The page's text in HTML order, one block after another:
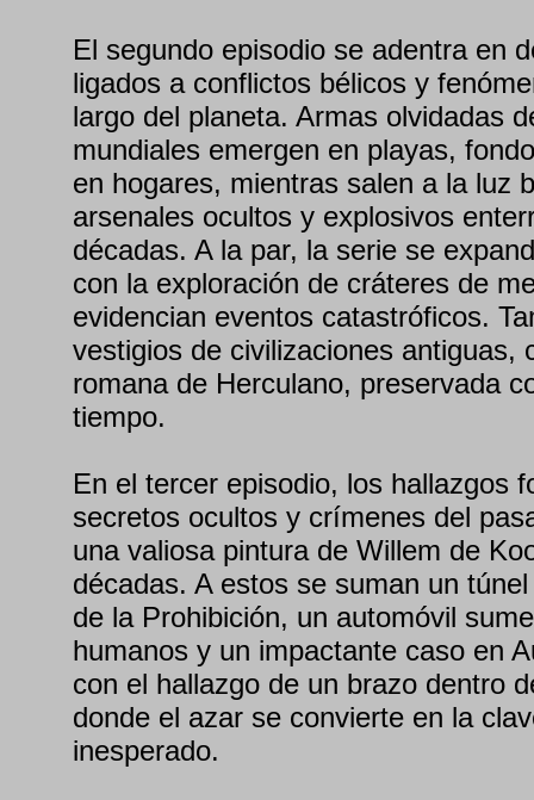
El segundo episodio se adentra en
ligados a conflictos bélicos y
largo del planeta. Armas olvidadas
mundiales emergen en playas,
en hogares, mientras salen a la luz
arsenales ocultos y explosivos
décadas. A la par, la serie se
con la exploración de cráteres de
evidencian eventos catastróficos.
vestigios de civilizaciones antiguas,
romana de Herculano, preservada
tiempo.
En el tercer episodio, los hallazgos
secretos ocultos y crímenes del
una valiosa pintura de Willem de
décadas. A estos se suman un
de la Prohibición, un automóvil
humanos y un impactante caso en
con el hallazgo de un brazo dentro
donde el azar se convierte en la
inesperado.